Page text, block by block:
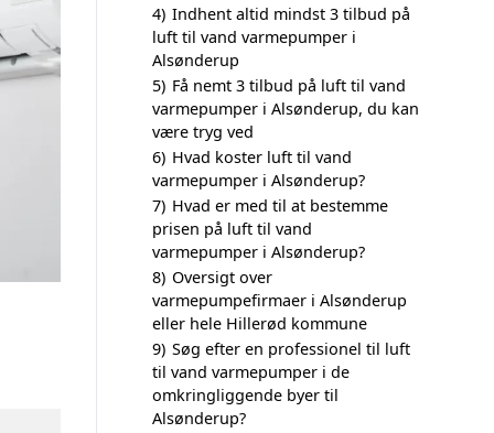
4) Indhent altid mindst 3 tilbud på
luft til vand varmepumper i
Alsønderup
5) Få nemt 3 tilbud på luft til vand
varmepumper i Alsønderup, du kan
være tryg ved
6) Hvad koster luft til vand
varmepumper i Alsønderup?
7) Hvad er med til at bestemme
prisen på luft til vand
varmepumper i Alsønderup?
8) Oversigt over
varmepumpefirmaer i Alsønderup
eller hele Hillerød kommune
9) Søg efter en professionel til luft
til vand varmepumper i de
omkringliggende byer til
Alsønderup?